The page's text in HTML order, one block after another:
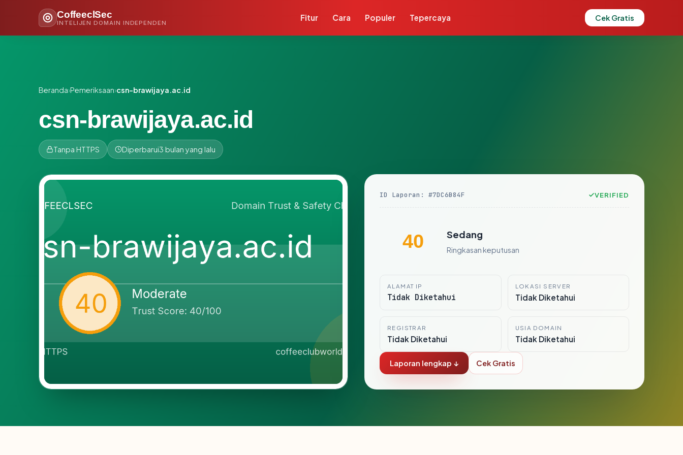
CoffeeclSec
INTELIJEN DOMAIN INDEPENDEN
Fitur Cara Populer Tepercaya Cek Gratis
Beranda›Pemeriksaan›csn-brawijaya.ac.id
csn-brawijaya.ac.id
Tanpa HTTPS Diperbarui3 bulan yang lalu
ID Laporan: #7DC6B84F VERIFIED
40 Sedang
Ringkasan keputusan
ALAMAT IP
Tidak Diketahui
LOKASI SERVER
Tidak Diketahui
REGISTRAR
Tidak Diketahui
USIA DOMAIN
Tidak Diketahui
Laporan lengkap ↓ Cek Gratis